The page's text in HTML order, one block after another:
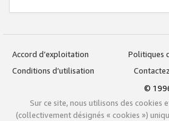
Accord d’exploitation
Politiques
Conditions d’utilisation
©
Sur ce site, nous utilisons des cookies
(collectivement désignés « cookies »)